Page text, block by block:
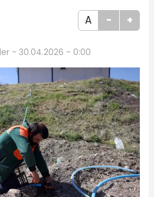
A - +
- 30.04.2026 - 0:00